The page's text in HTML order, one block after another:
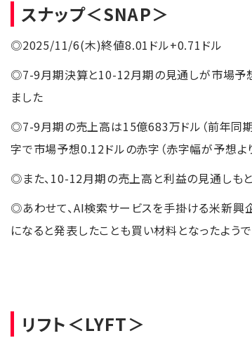
スナップ＜SNAP＞
◎2025/11/6(木)終値8.01ドル+0.71ドル
◎7-9月期決算と10-12月期の見通しが市場予
ました
◎7-9月期の売上高は15億683万ドル（前年同
字で市場予想0.12ドルの赤字（赤字幅が予想よ
◎また、10-12月期の売上高と利益の見通しも
◎あわせて、AI検索サービスを手掛ける米新
になると発表したことも買い材料となったよう
リフト＜LYFT＞